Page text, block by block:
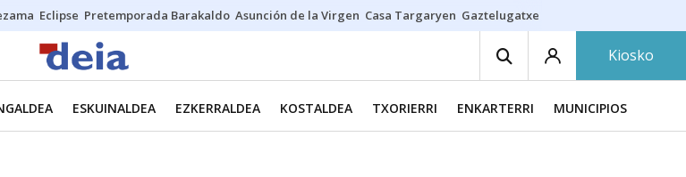
Eclipse Pretemporada Barakaldo Asunción de la Virgen Casa Targaryen Gaztelugatxe
Kiosko
ESKUINALDEA EZKERRALDEA KOSTALDEA TXORIERRI ENKARTERRI MUNICIPIOS